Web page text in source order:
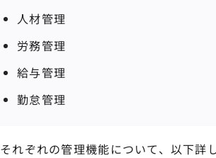
人材管理
労務管理
給与管理
勤怠管理
それぞれの管理機能について、以下詳